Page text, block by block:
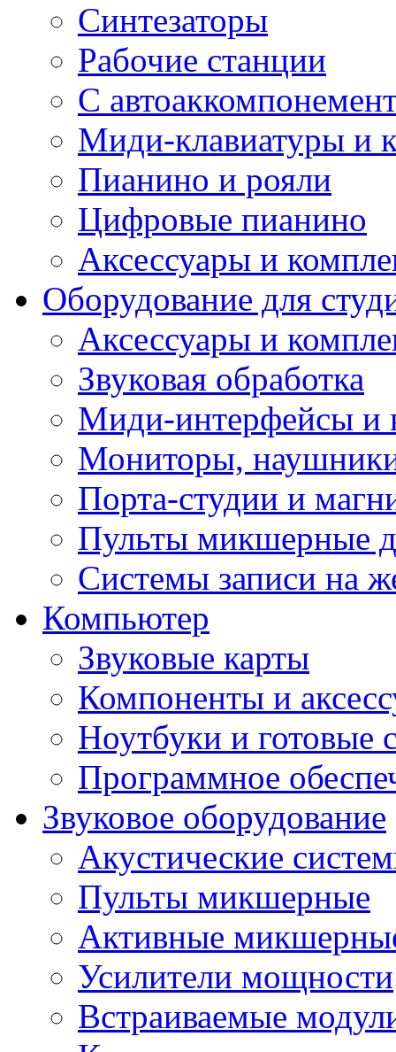
Синтезаторы
Рабочие станции
С
Миди-клавиатуры и
Пианино и рояли
Цифровые пианино
Аксессуары и
Оборудование для
Аксессуары и
Звуковая обработка
Миди-интерфейсы и
Мониторы,
Порта-студии и
Пульты микшерные
Системы записи на
Компьютер
Звуковые карты
Компоненты и
Ноутбуки и готовые
Программное
Звуковое оборудование
Акустические
Пульты микшерные
Активные
Усилители мощности
Встраиваемые